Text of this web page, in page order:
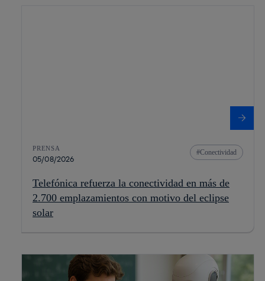
PRENSA
05/08/2026
Conectividad
Telefónica refuerza la conectividad en más de
2.700 emplazamientos con motivo del eclipse
solar